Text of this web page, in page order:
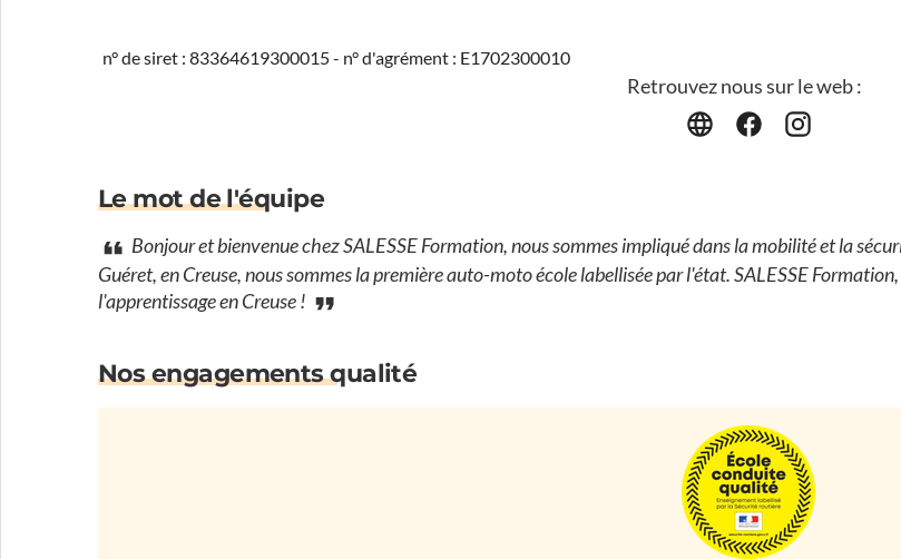
n° de siret : 83364619300015 - n° d'agrément : E1702300010
Retrouvez nous sur le web :
Le mot de l'équipe
Bonjour et bienvenue chez SALESSE Formation, nous sommes impliqué dans la mobilité et la
Guéret, en Creuse, nous sommes la première auto-moto école labellisée par l'état. SALESSE
l'apprentissage en Creuse !
Nos engagements qualité